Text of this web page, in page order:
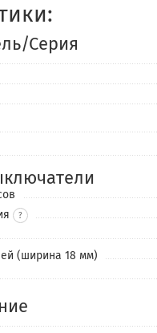
Серия
?
(ширина 18 мм)